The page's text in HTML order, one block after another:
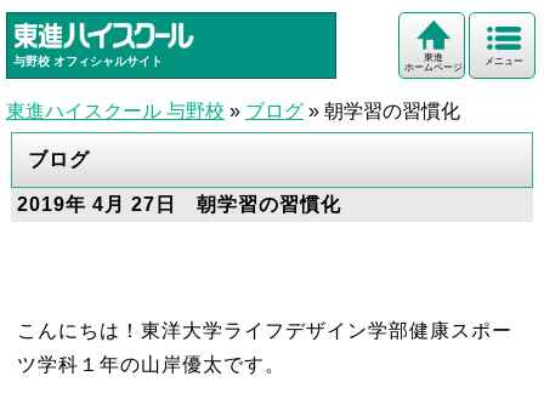
与野校 オフィシャルサイト メニュー
東進
ホームページ
東進ハイスクール 与野校 » ブログ » 朝学習の習慣化
ブログ
2019年 4月 27日 朝学習の習慣化
こんにちは！東洋大学ライフデザイン学部健康スポー
ツ学科１年の山岸優太です。